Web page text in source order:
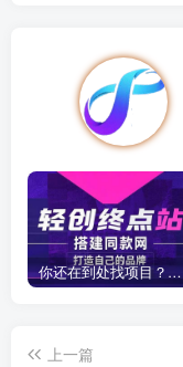
你还在到处找项目？还在当韭菜？我靠卖项目一个月收入5万+，曾经我也是个失败者。
上一篇